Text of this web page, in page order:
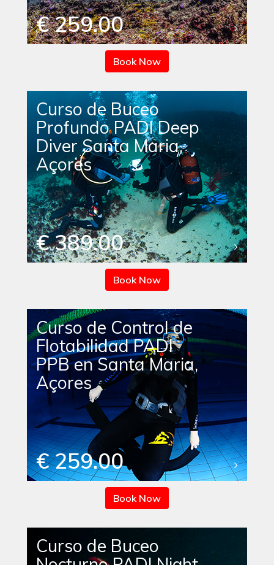
€ 259.00
Book Now
Curso de Buceo
Profundo PADI Deep
Diver Santa Maria,
Açores
€ 389.00
Book Now
Curso de Control de
Flotabilidad PADI
PPB en Santa Maria,
Açores
€ 259.00
Book Now
Curso de Buceo